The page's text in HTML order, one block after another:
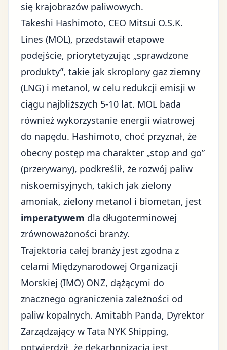
się krajobrazów paliwowych.
Takeshi Hashimoto, CEO Mitsui O.S.K.
Lines (MOL), przedstawił etapowe
podejście, priorytetyzując „sprawdzone
produkty”, takie jak skroplony gaz ziemny
(LNG) i metanol, w celu redukcji emisji w
ciągu najbliższych 5-10 lat. MOL bada
również wykorzystanie energii wiatrowej
do napędu. Hashimoto, choć przyznał, że
obecny postęp ma charakter „stop and go”
(przerywany), podkreślił, że rozwój paliw
niskoemisyjnych, takich jak zielony
amoniak, zielony metanol i biometan, jest
imperatywem dla długoterminowej
zrównoważoności branży.
Trajektoria całej branży jest zgodna z
celami Międzynarodowej Organizacji
Morskiej (IMO) ONZ, dążącymi do
znacznego ograniczenia zależności od
paliw kopalnych. Amitabh Panda, Dyrektor
Zarządzający w Tata NYK Shipping,
potwierdził, że dekarbonizacja jest